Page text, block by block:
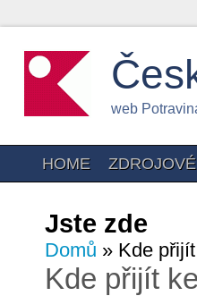
web
HOME
Jste zde
Domů » Kde
Kde přijít